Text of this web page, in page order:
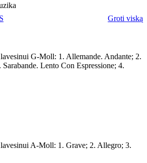
Groti viską
G-Moll: 1. Allemande. Andante; 2.
Lento Con Espressione; 4.
A-Moll: 1. Grave; 2. Allegro; 3.